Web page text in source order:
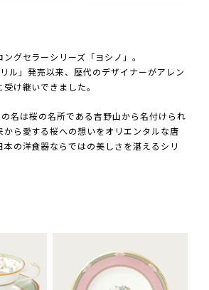
グセラーシリーズ「ヨシノ」。
ル」発売以来、歴代のデザイナーがアレン
け継いできました。
の名は桜の名所である吉野山から名付けられ
から愛する桜への想いをオリエンタルな唐
の洋食器ならではの美しさを湛えるシリ